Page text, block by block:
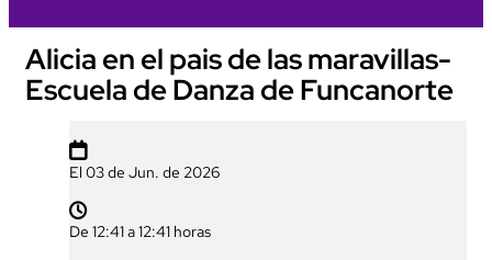
Alicia en el pais de las maravillas-
Escuela de Danza de Funcanorte

El 03 de Jun. de 2026

De 12:41 a 12:41 horas